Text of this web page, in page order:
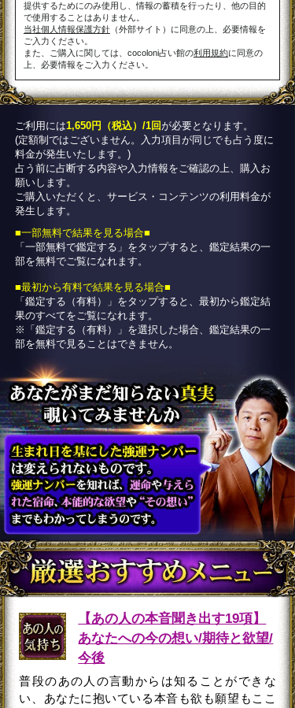
提供するためにのみ使用し、情報の蓄積を行ったり、他の目的
で使用することはありません。
当社個人情報保護方針（外部サイト）に同意の上、必要情報を
ご入力ください。
また、ご購入に関しては、cocoloni占い館の利用規約に同意の
上、必要情報をご入力ください。
ご利用には1,650円（税込）/1回が必要となります。
(定額制ではございません。入力項目が同じでも占う度に
料金が発生いたします。)
占う前に占断する内容や入力情報をご確認の上、購入お
願いします。
ご購入いただくと、サービス・コンテンツの利用料金が
発生します。
■一部無料で結果を見る場合■
「一部無料で鑑定する」をタップすると、鑑定結果の一
部を無料でご覧になれます。
■最初から有料で結果を見る場合■
「鑑定する（有料）」をタップすると、最初から鑑定結
果のすべてをご覧になれます。
※「鑑定する（有料）」を選択した場合、鑑定結果の一
部を無料で見ることはできません。
【あの人の本音聞き出す19項】
あなたへの今の想い/期待と欲望/
今後
普段のあの人の言動からは知ることができな
い、あなたに抱いている本音も欲も願望もここ